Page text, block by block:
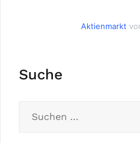
Aktienmarkt
Suche